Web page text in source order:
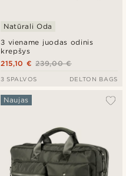
3 viename juodas odinis
krepšys
Natūrali Oda
239,00 €
215,10 €
3 SPALVOS DELTON BAGS
Naujas